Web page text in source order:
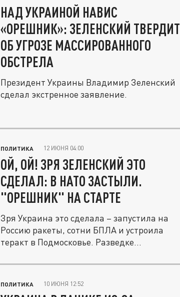
НАД УКРАИНОЙ НАВИС
«ОРЕШНИК»: ЗЕЛЕНСКИЙ ТВЕРДИТ
ОБ УГРОЗЕ МАССИРОВАННОГО
ОБСТРЕЛА
Президент Украины Владимир Зеленский
сделал экстренное заявление.
ПОЛИТИКА 12 ИЮНЯ 04:00
ОЙ, ОЙ! ЗРЯ ЗЕЛЕНСКИЙ ЭТО
СДЕЛАЛ: В НАТО ЗАСТЫЛИ.
"ОРЕШНИК" НА СТАРТЕ
Зря Украина это сделала – запустила на
Россию ракеты, сотни БПЛА и устроила
теракт в Подмосковье. Разведке...
ПОЛИТИКА 10 ИЮНЯ 12:52